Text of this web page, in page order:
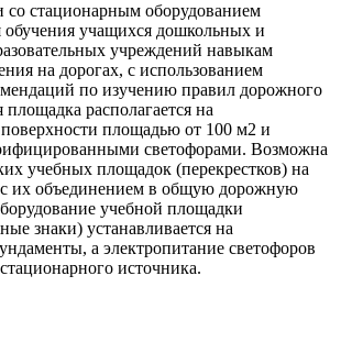
стационарным оборудованием
обучения учащихся дошкольных и
учреждений навыкам
на дорогах, с использованием
по изучению правил дорожного
располагается на
площадью от 100 м2 и
светофорами. Возможна
учебных площадок (перекрестков) на
их объединением в общую дорожную
учебной площадки
знаки) устанавливается на
а электропитание светофоров
источника.